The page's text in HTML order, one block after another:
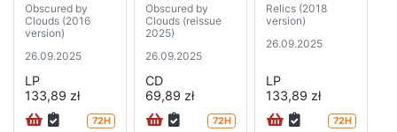
Obscured by
Clouds (2016
version)
26.09.2025
LP
133,89 zł
72H
Obscured by
Clouds (reissue
2025)
26.09.2025
CD
69,89 zł
72H
Relics (2018
version)
26.09.2025
LP
133,89 zł
72H